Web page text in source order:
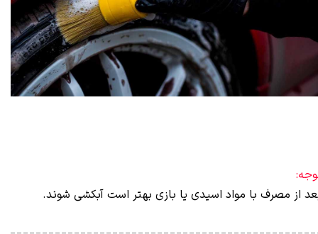
از مصرف با مواد اسیدی یا بازی بهتر است آبکشی شوند.